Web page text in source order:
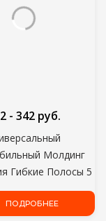
Молдинг
Гибкие Полосы 5
Авто
Крышка
- 342 руб.
ПОДРОБНЕЕ